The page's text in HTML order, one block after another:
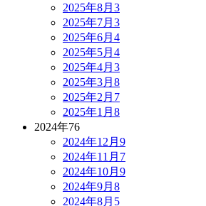
2025年8月 3
2025年7月 3
2025年6月 4
2025年5月 4
2025年4月 3
2025年3月 8
2025年2月 7
2025年1月 8
2024年76
2024年12月 9
2024年11月 7
2024年10月 9
2024年9月 8
2024年8月 5